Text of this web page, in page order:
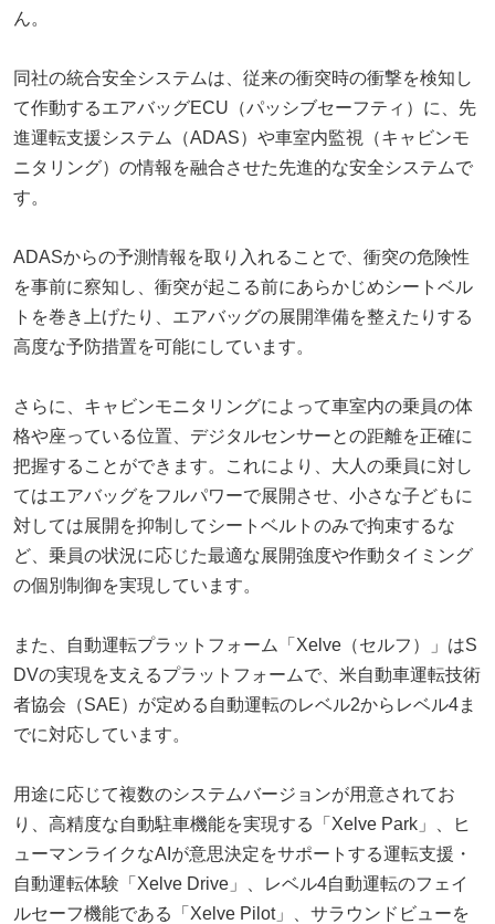
ん。
同社の統合安全システムは、従来の衝突時の衝撃を検知し
て作動するエアバッグECU（パッシブセーフティ）に、先
進運転支援システム（ADAS）や車室内監視（キャビンモ
ニタリング）の情報を融合させた先進的な安全システムで
す。
ADASからの予測情報を取り入れることで、衝突の危険性
を事前に察知し、衝突が起こる前にあらかじめシートベル
トを巻き上げたり、エアバッグの展開準備を整えたりする
高度な予防措置を可能にしています。
さらに、キャビンモニタリングによって車室内の乗員の体
格や座っている位置、デジタルセンサーとの距離を正確に
把握することができます。これにより、大人の乗員に対し
てはエアバッグをフルパワーで展開させ、小さな子どもに
対しては展開を抑制してシートベルトのみで拘束するな
ど、乗員の状況に応じた最適な展開強度や作動タイミング
の個別制御を実現しています。
また、自動運転プラットフォーム「Xelve（セルフ）」はS
DVの実現を支えるプラットフォームで、米自動車運転技術
者協会（SAE）が定める自動運転のレベル2からレベル4ま
でに対応しています。
用途に応じて複数のシステムバージョンが用意されてお
り、高精度な自動駐車機能を実現する「Xelve Park」、ヒ
ューマンライクなAIが意思決定をサポートする運転支援・
自動運転体験「Xelve Drive」、レベル4自動運転のフェイ
ルセーフ機能である「Xelve Pilot」、サラウンドビューを